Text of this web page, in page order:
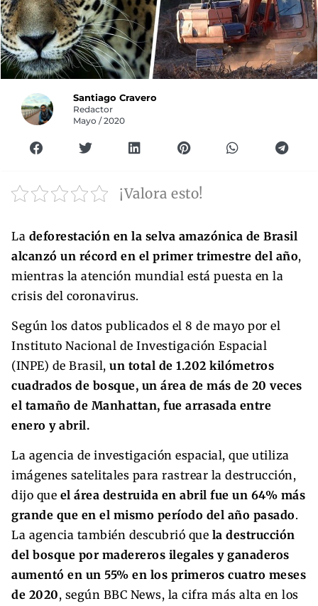
Santiago Cravero
Redactor
Mayo / 2020
¡Valora esto!
La deforestación en la selva amazónica de Brasil
alcanzó un récord en el primer trimestre del año,
mientras la atención mundial está puesta en la
crisis del coronavirus.
Según los datos publicados el 8 de mayo por el
Instituto Nacional de Investigación Espacial
(INPE) de Brasil, un total de 1.202 kilómetros
cuadrados de bosque, un área de más de 20 veces
el tamaño de Manhattan, fue arrasada entre
enero y abril.
La agencia de investigación espacial, que utiliza
imágenes satelitales para rastrear la destrucción,
dijo que el área destruida en abril fue un 64% más
grande que en el mismo período del año pasado.
La agencia también descubrió que la destrucción
del bosque por madereros ilegales y ganaderos
aumentó en un 55% en los primeros cuatro meses
de 2020, según BBC News, la cifra más alta en los